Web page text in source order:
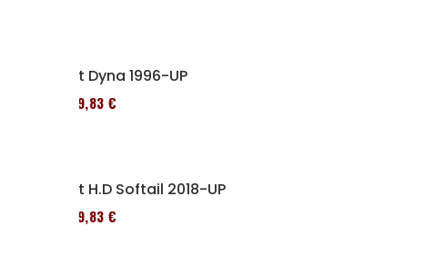
Kit Dyna 1996-UP
119,83 €
Kit H.D Softail 2018-UP
119,83 €